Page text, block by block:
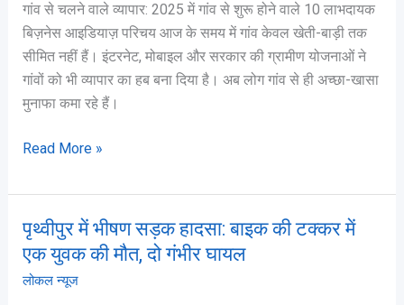
गांव से चलने वाले व्यापार: 2025 में गांव से शुरू होने वाले 10 लाभदायक
बिज़नेस आइडियाज़ परिचय आज के समय में गांव केवल खेती-बाड़ी तक
सीमित नहीं हैं। इंटरनेट, मोबाइल और सरकार की ग्रामीण योजनाओं ने
गांवों को भी व्यापार का हब बना दिया है। अब लोग गांव से ही अच्छा-खासा
मुनाफा कमा रहे हैं।
व्यापार:
2025
में
गांव
से
होने
लाभदायक
बिज़नेस
आइडियाज़
Read More »
पृथ्वीपुर में भीषण सड़क हादसा: बाइक की टक्कर में
एक युवक की मौत, दो गंभीर घायल
लोकल न्यूज
पृथ्वीपुर
में
भीषण